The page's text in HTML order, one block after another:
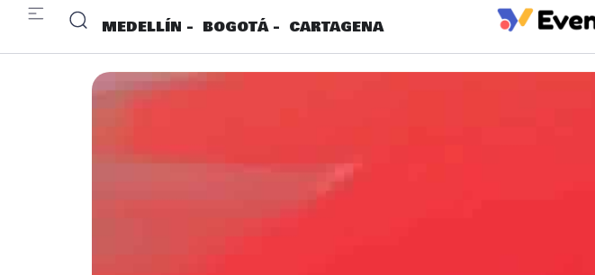
MEDELLÍN - BOGOTÁ - CARTAGENA